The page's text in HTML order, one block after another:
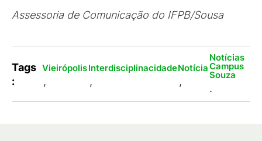
Assessoria de Comunicação do IFPB/Sousa
Tags
:
Vieirópolis
,
Interdisciplinacidade
,
Notícia
,
Notícias
Campus
Souza
.